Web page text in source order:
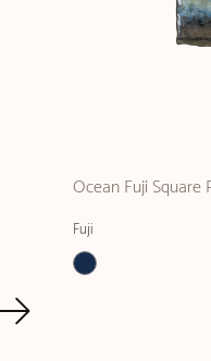
Ocean Fuji Square
Fuji